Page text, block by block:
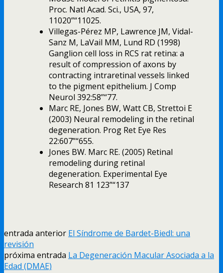
Proc. Natl Acad. Sci., USA, 97,
11020”“11025.
Villegas-Pérez MP, Lawrence JM, Vidal-
Sanz M, LaVail MM, Lund RD (1998)
Ganglion cell loss in RCS rat retina: a
result of compression of axons by
contracting intraretinal vessels linked
to the pigment epithelium. J Comp
Neurol 392:58”“77.
Marc RE, Jones BW, Watt CB, Strettoi E
(2003) Neural remodeling in the retinal
degeneration. Prog Ret Eye Res
22:607”“655.
Jones BW. Marc RE. (2005) Retinal
remodeling during retinal
degeneration. Experimental Eye
Research 81 123”“137
entrada anterior El Síndrome de Bardet-Biedl: una
revisión
próxima entrada La Degeneración Macular Asociada a la
Edad (DMAE)